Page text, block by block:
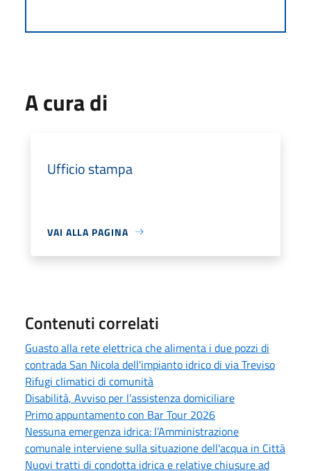
A cura di
Ufficio stampa
VAI ALLA PAGINA
Contenuti correlati
Guasto alla rete elettrica che alimenta i due pozzi di
contrada San Nicola dell'impianto idrico di via Treviso
Rifugi climatici di comunità
Disabilità, Avviso per l’assistenza domiciliare
Primo appuntamento con Bar Tour 2026
Nessuna emergenza idrica: l’Amministrazione
comunale interviene sulla situazione dell'acqua in Città
Nuovi tratti di condotta idrica e relative chiusure ad